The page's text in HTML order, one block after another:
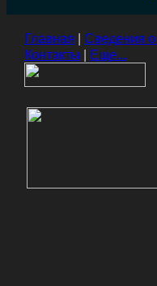
Главная Сведения
Контакты
Еще...